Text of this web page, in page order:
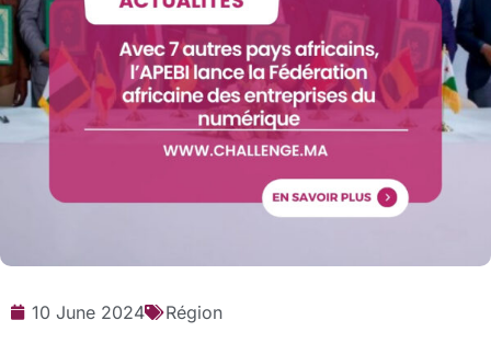
10 June 2024 Région